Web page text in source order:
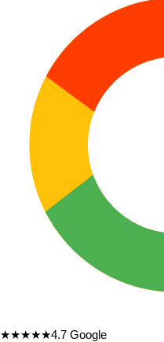
★★★★★4.7 Google